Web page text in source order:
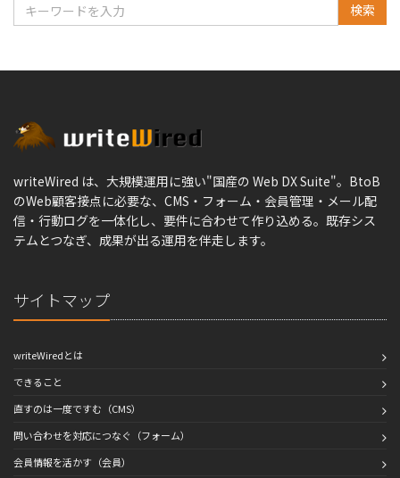
検索
writeWired は、大規模運用に強い"国産の Web DX Suite"。BtoB
のWeb顧客接点に必要な、CMS・フォーム・会員管理・メール配
信・行動ログを一体化し、要件に合わせて作り込める。既存シス
テムとつなぎ、成果が出る運用を伴走します。
サイトマップ
writeWiredとは
できること
直すのは一度ですむ（CMS）
問い合わせを対応につなぐ（フォーム）
会員情報を活かす（会員）